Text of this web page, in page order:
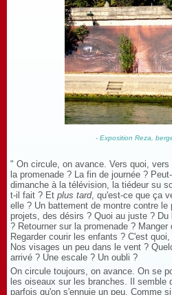
- Exposition Reza,
" On circule, on avance. Vers quoi,
la promenade ? La fin de journée ?
dimanche à la télévision, la tiédeur su
t-il fait ? Et plus tard, qu'est-ce que ça
elle ? Un battement de montre contre le
projets, des désirs ? Quoi au juste ?
? Retourner sur la promenade ?
Regarder courir les enfants ? C'est
Nos visages un peu dans le vent ?
arrivé ? Une escale ? Un oubli ?
On circule toujours, on avance. On se
les oiseaux sur les branches. Il semble
parfois qu'on s'ennuie un peu. Comme